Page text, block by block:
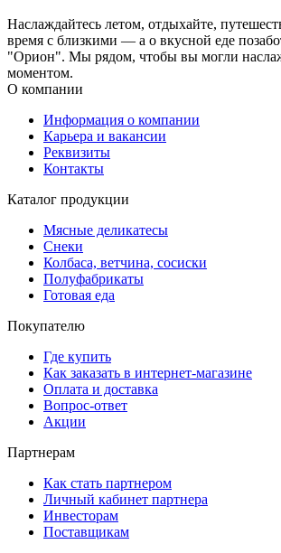
Наслаждайтесь летом, отдыхайте,
время с близкими — а о вкусной еде
"Орион". Мы рядом, чтобы вы могли
моментом.
О компании
Информация о компании
Карьера и вакансии
Реквизиты
Контакты
Каталог продукции
Мясные деликатесы
Снеки
Колбаса, ветчина, сосиски
Полуфабрикаты
Готовая еда
Покупателю
Где купить
Как заказать в интернет-магазине
Оплата и доставка
Вопрос-ответ
Акции
Партнерам
Как стать партнером
Личный кабинет партнера
Инвесторам
Поставщикам